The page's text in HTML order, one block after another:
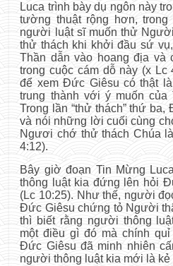
Luca trình bày dụ ngôn này
tường thuật rộng hơn,
người luật sĩ muốn thử
thử thách khi khởi đầu sứ
Thần dẫn vào hoang địa và
trong cuộc cám dỗ này (x Lc
để xem Đức Giêsu có thật
trung thành với ý muốn của
Trong lần “thử thách” thứ
và nói những lời cuối cùng
Ngươi chớ thử thách Chúa
4:12).
Bây giờ đoạn Tin Mừng
thông luật kia đứng lên hỏi
(Lc 10:25). Như thế, người
Đức Giêsu chứng tỏ Người
thì biết rằng người thông
một điều gì đó mà chính
Đức Giêsu đã minh nhiên
người thông luật kia mới là kẻ